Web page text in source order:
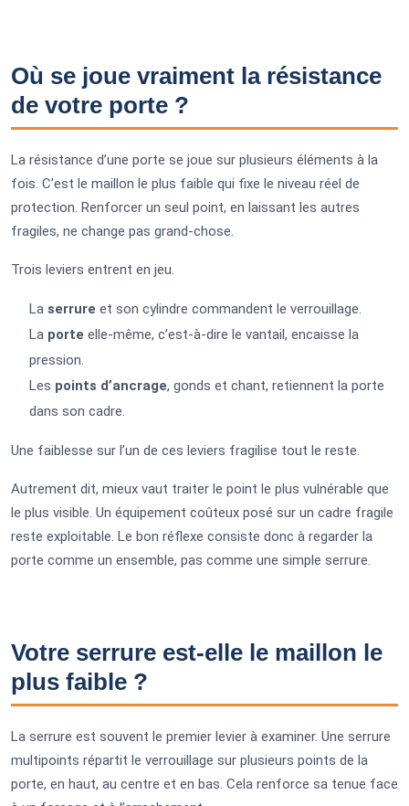
Où se joue vraiment la résistance
de votre porte ?
La résistance d’une porte se joue sur plusieurs éléments à la
fois. C’est le maillon le plus faible qui fixe le niveau réel de
protection. Renforcer un seul point, en laissant les autres
fragiles, ne change pas grand-chose.
Trois leviers entrent en jeu.
La serrure et son cylindre commandent le verrouillage.
La porte elle-même, c’est-à-dire le vantail, encaisse la
pression.
Les points d’ancrage, gonds et chant, retiennent la porte
dans son cadre.
Une faiblesse sur l’un de ces leviers fragilise tout le reste.
Autrement dit, mieux vaut traiter le point le plus vulnérable que
le plus visible. Un équipement coûteux posé sur un cadre fragile
reste exploitable. Le bon réflexe consiste donc à regarder la
porte comme un ensemble, pas comme une simple serrure.
Votre serrure est-elle le maillon le
plus faible ?
La serrure est souvent le premier levier à examiner. Une serrure
multipoints répartit le verrouillage sur plusieurs points de la
porte, en haut, au centre et en bas. Cela renforce sa tenue face